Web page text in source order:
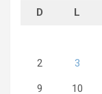
D L
2 3
9 10